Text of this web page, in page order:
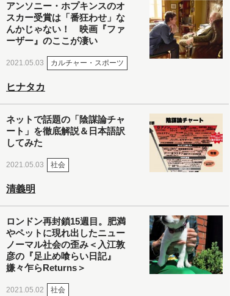
アンソニー・ホプキンスのオ
スカー受賞は「番狂わせ」な
んかじゃない！ 映画『ファ
ーザー』のここが凄い
2021.05.03 カルチャー・スポーツ
ヒナタカ
ネットで話題の「陰謀論チャ
ート」を徹底解説＆日本語訳
してみた
2021.05.03 社会
清義明
ロンドン再封鎖15週目。肥満
やペットに現れ出したニュー
ノーマル社会の歪み＜入江敦
彦の『足止め喰らい日記』
嫌々乍らReturns＞
2021.05.02 社会